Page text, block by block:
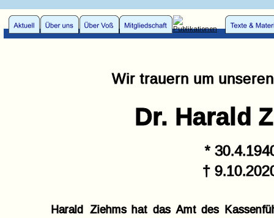
Wir trauern um
Dr. Harald
*
†
Harald Ziehms hat das Amt des